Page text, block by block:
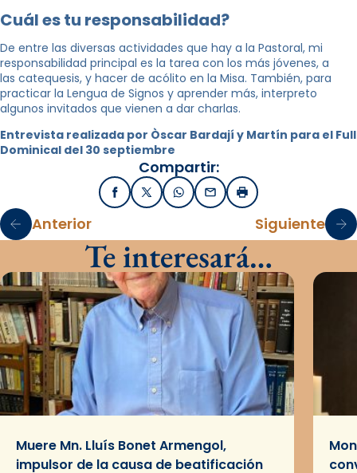
Cuál es tu responsabilidad?
De entre las diversas actividades que hay a la Pastoral, mi
responsabilidad principal es la tarea con los más jóvenes, a
las catequesis, y hacer de acólito en la Misa. También, para
practicar la Lengua de Signos y aprender más, interpreto
algunos invitados que vienen a dar charlas.
Entrevista realizada por Òscar Bardají y Martín para el Full
Dominical del 30 septiembre
Compartir:
FacebookX / TwitterWhatsApp
EmailImprimir
Anterior Siguiente
Te interesará…
Muere Mn. Lluís Bonet Armengol,
impulsor de la causa de beatificación